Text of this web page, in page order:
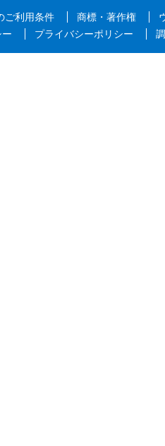
ご利用条件 商標・著作権
プライバシーポリシー